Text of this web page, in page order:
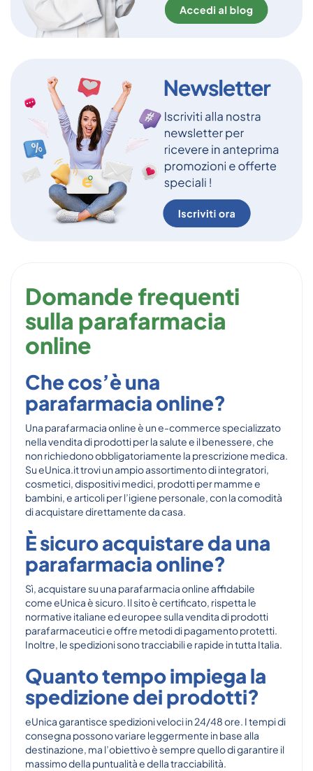
Domande frequenti
sulla parafarmacia
online
Che cos’è una
parafarmacia online?
Una parafarmacia online è un e-commerce specializzato
nella vendita di prodotti per la salute e il benessere, che
non richiedono obbligatoriamente la prescrizione medica.
Su eUnica.it trovi un ampio assortimento di integratori,
cosmetici, dispositivi medici, prodotti per mamme e
bambini, e articoli per l’igiene personale, con la comodità
di acquistare direttamente da casa.
È sicuro acquistare da una
parafarmacia online?
Sì, acquistare su una parafarmacia online affidabile
come eUnica è sicuro. Il sito è certificato, rispetta le
normative italiane ed europee sulla vendita di prodotti
parafarmaceutici e offre metodi di pagamento protetti.
Inoltre, le spedizioni sono tracciabili e rapide in tutta Italia.
Quanto tempo impiega la
spedizione dei prodotti?
eUnica garantisce spedizioni veloci in 24/48 ore. I tempi di
consegna possono variare leggermente in base alla
destinazione, ma l’obiettivo è sempre quello di garantire il
massimo della puntualità e della tracciabilità.